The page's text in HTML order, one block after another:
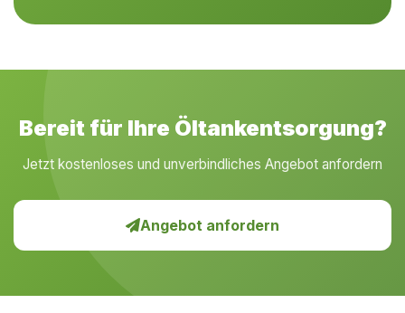
Bereit für Ihre Öltankentsorgung?
Jetzt kostenloses und unverbindliches Angebot anfordern
Angebot anfordern